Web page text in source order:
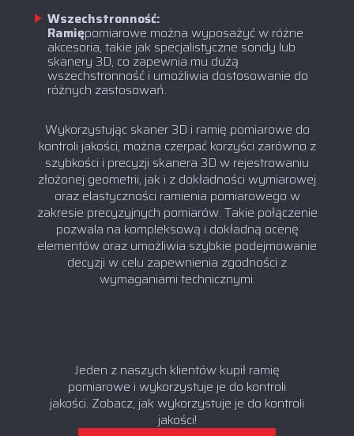
Wszechstronność:
‍Ramiępomiarowe można wyposażyć w różne
akcesoria, takie jak specjalistyczne sondy lub
skanery 3D, co zapewnia mu dużą
wszechstronność i umożliwia dostosowanie do
różnych zastosowań.
Wykorzystując skaner 3D i ramię pomiarowe do
kontroli jakości, można czerpać korzyści zarówno z
szybkości i precyzji skanera 3D w rejestrowaniu
złożonej geometrii, jak i z dokładności wymiarowej
oraz elastyczności ramienia pomiarowego w
zakresie precyzyjnych pomiarów. Takie połączenie
pozwala na kompleksową i dokładną ocenę
elementów oraz umożliwia szybkie podejmowanie
decyzji w celu zapewnienia zgodności z
wymaganiami technicznymi.
Jeden z naszych klientów kupił ramię
pomiarowe i wykorzystuje je do kontroli
jakości. Zobacz, jak wykorzystuje je do kontroli
jakości!